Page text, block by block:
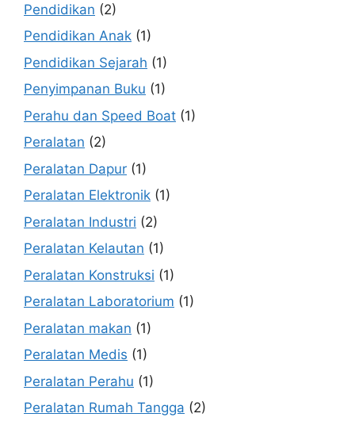
Pendidikan (2)
Pendidikan Anak (1)
Pendidikan Sejarah (1)
Penyimpanan Buku (1)
Perahu dan Speed Boat (1)
Peralatan (2)
Peralatan Dapur (1)
Peralatan Elektronik (1)
Peralatan Industri (2)
Peralatan Kelautan (1)
Peralatan Konstruksi (1)
Peralatan Laboratorium (1)
Peralatan makan (1)
Peralatan Medis (1)
Peralatan Perahu (1)
Peralatan Rumah Tangga (2)